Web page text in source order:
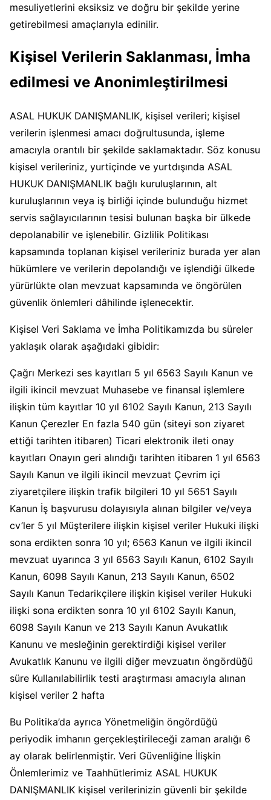
mesuliyetlerini eksiksiz ve doğru bir şekilde yerine
getirebilmesi amaçlarıyla edinilir.
Kişisel Verilerin Saklanması, İmha
edilmesi ve Anonimleştirilmesi
ASAL HUKUK DANIŞMANLIK, kişisel verileri; kişisel
verilerin işlenmesi amacı doğrultusunda, işleme
amacıyla orantılı bir şekilde saklamaktadır. Söz konusu
kişisel verileriniz, yurtiçinde ve yurtdışında ASAL
HUKUK DANIŞMANLIK bağlı kuruluşlarının, alt
kuruluşlarının veya iş birliği içinde bulunduğu hizmet
servis sağlayıcılarının tesisi bulunan başka bir ülkede
depolanabilir ve işlenebilir. Gizlilik Politikası
kapsamında toplanan kişisel verileriniz burada yer alan
hükümlere ve verilerin depolandığı ve işlendiği ülkede
yürürlükte olan mevzuat kapsamında ve öngörülen
güvenlik önlemleri dâhilinde işlenecektir.
Kişisel Veri Saklama ve İmha Politikamızda bu süreler
yaklaşık olarak aşağıdaki gibidir:
Çağrı Merkezi ses kayıtları 5 yıl 6563 Sayılı Kanun ve
ilgili ikincil mevzuat Muhasebe ve finansal işlemlere
ilişkin tüm kayıtlar 10 yıl 6102 Sayılı Kanun, 213 Sayılı
Kanun Çerezler En fazla 540 gün (siteyi son ziyaret
ettiği tarihten itibaren) Ticari elektronik ileti onay
kayıtları Onayın geri alındığı tarihten itibaren 1 yıl 6563
Sayılı Kanun ve ilgili ikincil mevzuat Çevrim içi
ziyaretçilere ilişkin trafik bilgileri 10 yıl 5651 Sayılı
Kanun İş başvurusu dolayısıyla alınan bilgiler ve/veya
cv’ler 5 yıl Müşterilere ilişkin kişisel veriler Hukuki ilişki
sona erdikten sonra 10 yıl; 6563 Kanun ve ilgili ikincil
mevzuat uyarınca 3 yıl 6563 Sayılı Kanun, 6102 Sayılı
Kanun, 6098 Sayılı Kanun, 213 Sayılı Kanun, 6502
Sayılı Kanun Tedarikçilere ilişkin kişisel veriler Hukuki
ilişki sona erdikten sonra 10 yıl 6102 Sayılı Kanun,
6098 Sayılı Kanun ve 213 Sayılı Kanun Avukatlık
Kanunu ve mesleğinin gerektirdiği kişisel veriler
Avukatlık Kanunu ve ilgili diğer mevzuatın öngördüğü
süre Kullanılabilirlik testi araştırması amacıyla alınan
kişisel veriler 2 hafta
Bu Politika’da ayrıca Yönetmeliğin öngördüğü
periyodik imhanın gerçekleştirileceği zaman aralığı 6
ay olarak belirlenmiştir. Veri Güvenliğine İlişkin
Önlemlerimiz ve Taahhütlerimiz ASAL HUKUK
DANIŞMANLIK kişisel verilerinizin güvenli bir şekilde